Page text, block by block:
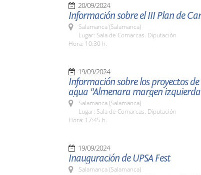
20/09/2024
Información sobre el III Plan de
Salamanca (Salamanca)
Lugar: Sala de Comarcas. Diputación
Hora: 10:30 h.
19/09/2024
Información sobre los proyectos
agua "Almenara margen
Salamanca (Salamanca)
Lugar: Sala de Comarcas. Diputación
Hora: 17:45 h.
19/09/2024
Inauguración de UPSA Fest
Salamanca (Salamanca)